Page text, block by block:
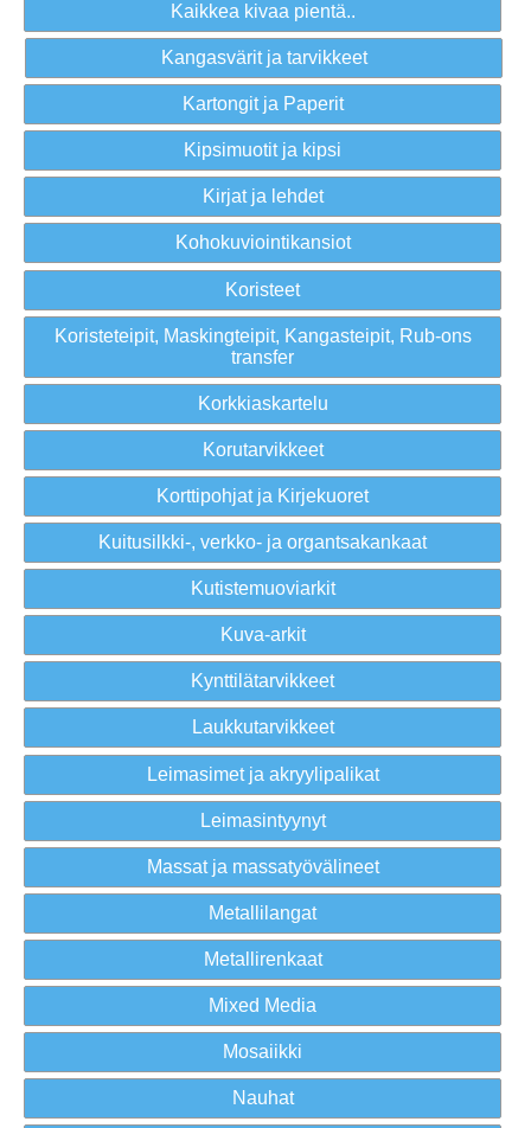
Kaikkea kivaa pientä..
Kangasvärit ja tarvikkeet
Kartongit ja Paperit
Kipsimuotit ja kipsi
Kirjat ja lehdet
Kohokuviointikansiot
Koristeet
Koristeteipit, Maskingteipit, Kangasteipit, Rub-ons
transfer
Korkkiaskartelu
Korutarvikkeet
Korttipohjat ja Kirjekuoret
Kuitusilkki-, verkko- ja organtsakankaat
Kutistemuoviarkit
Kuva-arkit
Kynttilätarvikkeet
Laukkutarvikkeet
Leimasimet ja akryylipalikat
Leimasintyynyt
Massat ja massatyövälineet
Metallilangat
Metallirenkaat
Mixed Media
Mosaiikki
Nauhat